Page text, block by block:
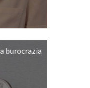
burocrazia